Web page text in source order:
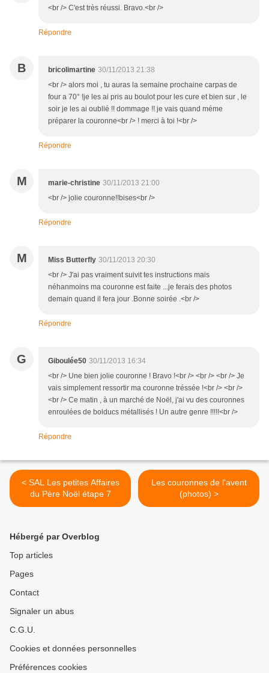
<br /> C'est très réussi. Bravo.<br />
Répondre
B bricolimartine 30/11/2013 21:38
<br /> alors moi , tu auras la semaine prochaine carpas de
four a 70° !je les ai pris au boulot pour les cure et bien sur , le
soir je les ai oublié !! dommage !! je vais quand méme
préparer la couronne<br /> ! merci à toi !<br />
Répondre
M marie-christine 30/11/2013 21:00
<br /> jolie couronne!!bises<br />
Répondre
M Miss Butterfly 30/11/2013 20:30
<br /> J'ai pas vraiment suivit tes instructions mais
néhanmoins ma couronne est faite ...je ferais des photos
demain quand il fera jour .Bonne soirée .<br />
Répondre
G Giboulée50 30/11/2013 16:34
<br /> Une bien jolie couronne ! Bravo !<br /> <br /> <br /> Je
vais simplement ressortir ma couronne tréssée !<br /> <br />
<br /> Ce matin , à un marché de Noël, j'ai vu des couronnes
enroulées de bolducs métallisés ! Un autre genre !!!!!<br />
Répondre
< SAL Les petites Affaires
du Père Noël étape 7
Les couronnes de l'avent
(photos) >
Hébergé par Overblog
Top articles
Pages
Contact
Signaler un abus
C.G.U.
Cookies et données personnelles
Préférences cookies